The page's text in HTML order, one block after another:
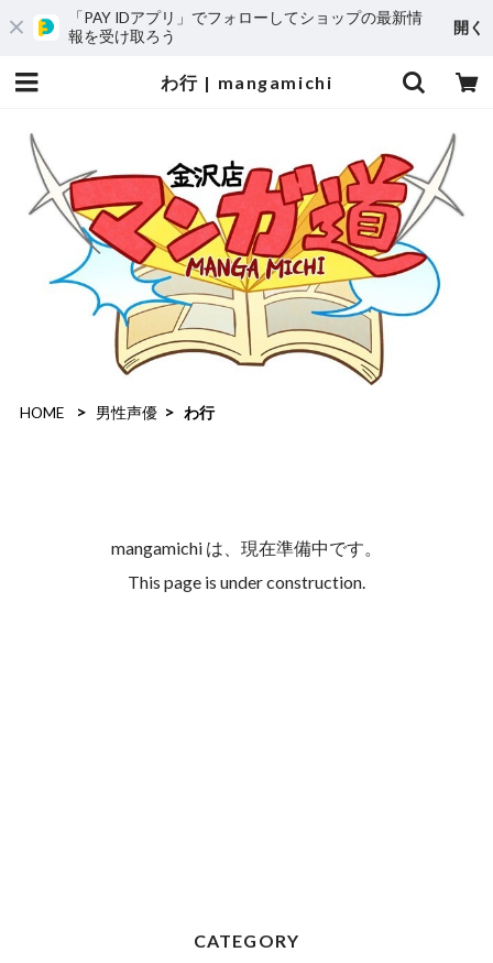
「PAY IDアプリ」でフォローしてショップの最新情
報を受け取ろう
開く
わ行 | mangamichi
HOME 男性声優 わ行
mangamichi は、現在準備中です。
This page is under construction.
CATEGORY